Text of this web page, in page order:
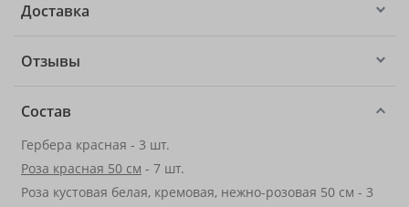
Доставка
Отзывы
Состав
Гербера красная - 3 шт.
Роза красная 50 см - 7 шт.
Роза кустовая белая, кремовая, нежно-розовая 50 см - 3